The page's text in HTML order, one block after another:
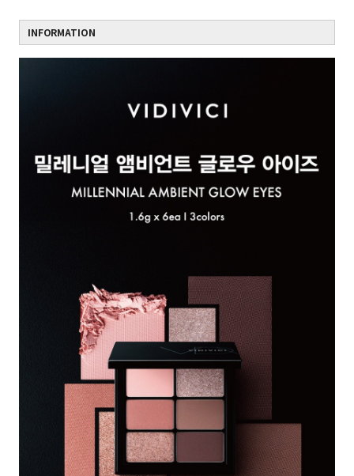
（ZeroX以外の商品が含まれている場合、送料無料は適用されま
せん。）
INFORMATION